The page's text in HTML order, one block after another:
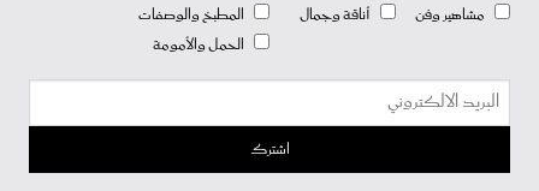
مشاهير وفن
أناقة وجمال
المطبخ والوصفات
الحمل والأمومة